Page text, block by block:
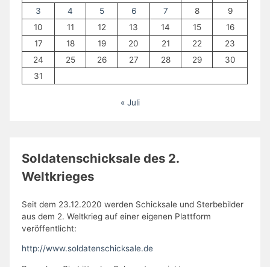
3
4 5 6 7 8
9
10
11 12 13 14 15
16
17
18 19 20 21 22
23
24
25 26 27 28 29
30
31
« Juli
Soldatenschicksale des 2.
Weltkrieges
Seit dem 23.12.2020 werden Schicksale und Sterbebilder
aus dem 2. Weltkrieg auf einer eigenen Plattform
veröffentlicht:
http://www.soldatenschicksale.de